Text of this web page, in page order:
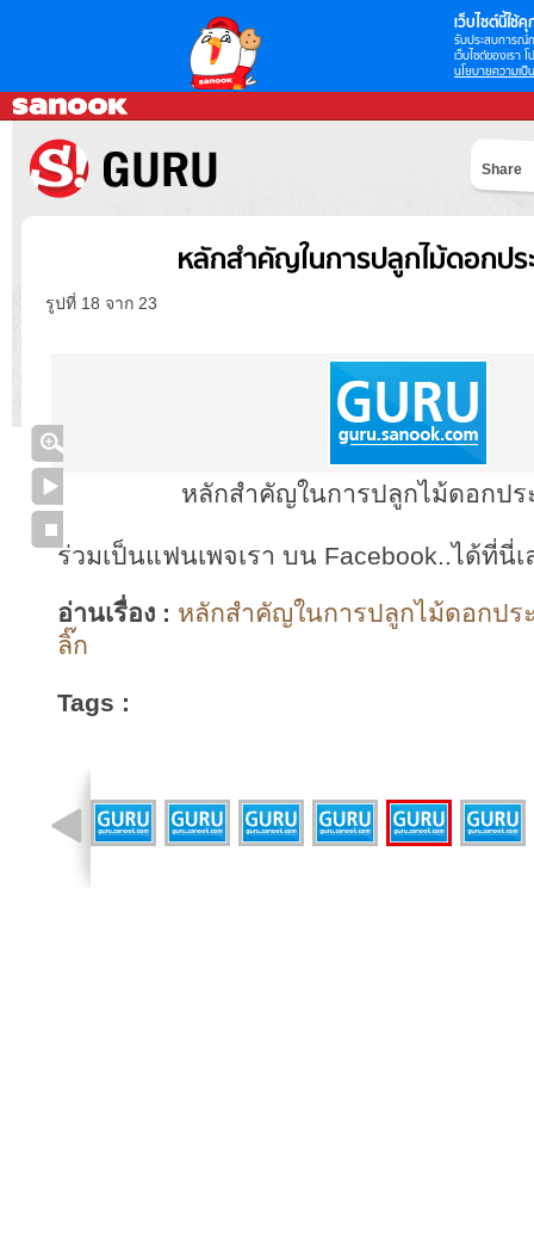
เว็บไซต์นี้ใช้คุ
รับประสบการณ์
เว็บไซต์ของเรา
นโยบายความเป็
Share
หลักสำคัญในการปลูกไม้ดอกป
รูปที่ 18 จาก 23
หลักสำคัญในการปลูกไม้ดอกปร
ร่วมเป็นแฟนเพจเรา บน Facebook..ได้ที่นี่เ
อ่านเรื่อง : หลักสำคัญในการปลูกไม้ดอกปร
ลิ๊ก
Tags :